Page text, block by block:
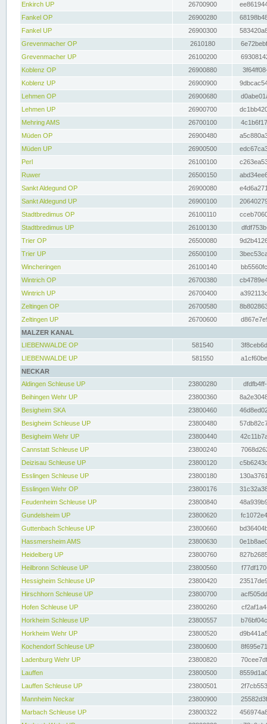
Enkirch UP
26700900
Fankel OP
26900280
Fankel UP
26900300
Grevenmacher OP
2610180
Grevenmacher UP
26100200
Koblenz OP
26900880
Koblenz UP
26900900
Lehmen OP
26900680
Lehmen UP
26900700
Mehring AMS
26700100
Müden OP
26900480
Müden UP
26900500
Perl
26100100
Ruwer
26500150
Sankt Aldegund OP
26900080
Sankt Aldegund UP
26900100
Stadtbredimus OP
26100110
Stadtbredimus UP
26100130
Trier OP
26500080
Trier UP
26500100
Wincheringen
26100140
Wintrich OP
26700380
Wintrich UP
26700400
Zeltingen OP
26700580
Zeltingen UP
26700600
MALZER KANAL
LIEBENWALDE OP
581540
LIEBENWALDE UP
581550
NECKAR
Aldingen Schleuse UP
23800280
Beihingen Wehr UP
23800360
Besigheim SKA
23800460
Besigheim Schleuse UP
23800480
Besigheim Wehr UP
23800440
Cannstatt Schleuse UP
23800240
Deizisau Schleuse UP
23800120
Esslingen Schleuse UP
23800180
Esslingen Wehr OP
23800176
Feudenheim Schleuse UP
23800840
Gundelsheim UP
23800620
Guttenbach Schleuse UP
23800660
Hassmersheim AMS
23800630
Heidelberg UP
23800760
Heilbronn Schleuse UP
23800560
Hessigheim Schleuse UP
23800420
Hirschhorn Schleuse UP
23800700
Hofen Schleuse UP
23800260
Horkheim Schleuse UP
23800557
Horkheim Wehr UP
23800520
Kochendorf Schleuse UP
23800600
Ladenburg Wehr UP
23800820
Lauffen
23800500
Lauffen Schleuse UP
23800501
Mannheim Neckar
23800900
Marbach Schleuse UP
23800322